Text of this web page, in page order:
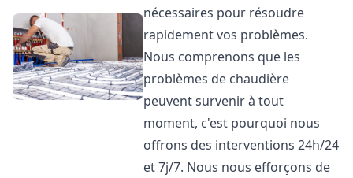
nécessaires pour résoudre
rapidement vos problèmes.
Nous comprenons que les
problèmes de chaudière
peuvent survenir à tout
moment, c'est pourquoi nous
offrons des interventions 24h/24
et 7j/7. Nous nous efforçons de